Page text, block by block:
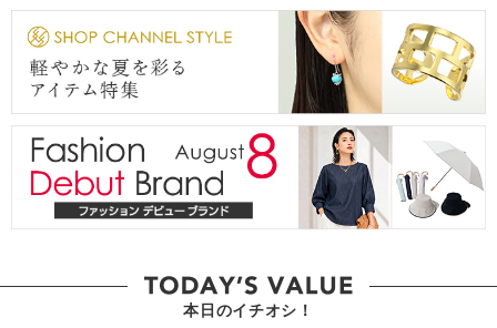
表記：３７
対応サイズ：２３．５ｃｍ
対応サイズ：２４．０ｃｍ
表記：３９
対応サイズ：２４．５ｃｍ
対応サイズ：２５．０ｃｍ
本日のイチオシ！